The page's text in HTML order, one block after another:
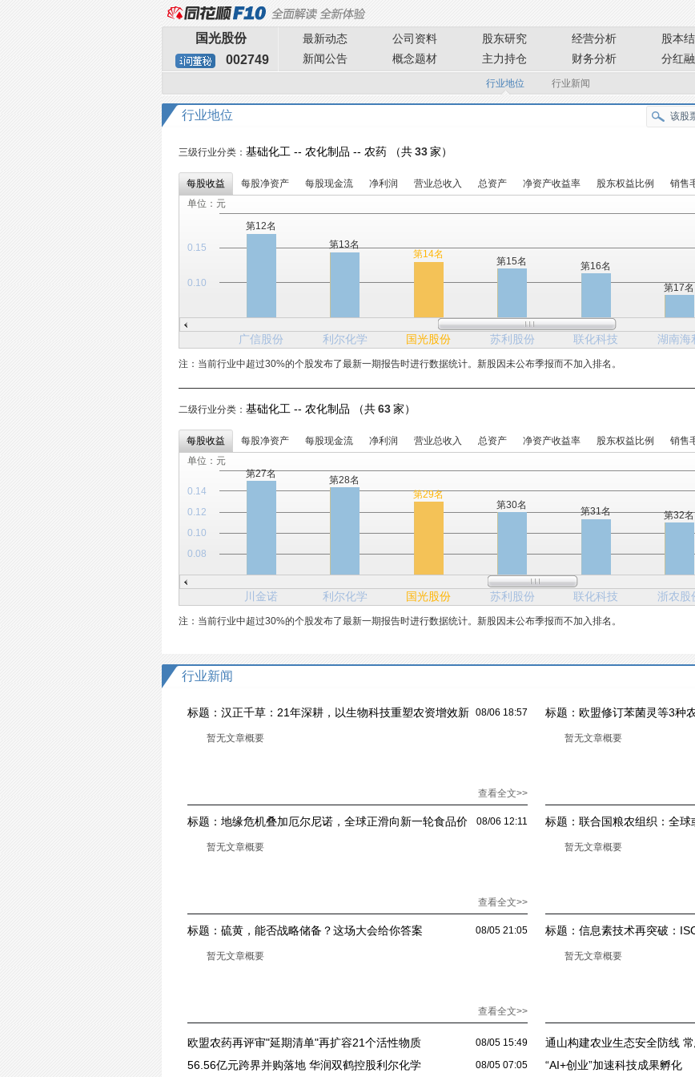
国光股份
002749
最新动态 公司资料 股东研究 经营分析 股本
新闻公告
概念题材 主力持仓 财务分析 分红
行业地位 行业新闻
行业地位
三级行业分类： 基础化工 -- 农化制品 -- 农药 （共33家）
每股收益 每股净资产 每股现金流 净利润 营业总收入 总资产 净资产收益率 股东权益比例 销售
单位：元
广信股份 利尔化学 国光股份 苏利股份 联化科技 湖南海
0.10
0.15
第12名
第13名
第14名
第15名
第16名
第17名
注：当前行业中超过30%的个股发布了最新一期报告时进行数据统计。新股因未公布季报而不加入排名。
二级行业分类： 基础化工 -- 农化制品 （共63家）
每股收益 每股净资产 每股现金流 净利润 营业总收入 总资产 净资产收益率 股东权益比例 销售
单位：元
川金诺 利尔化学 国光股份 苏利股份 联化科技 浙农股
0.08
0.10
0.12
0.14
第27名
第28名
第29名
第30名
第31名
第32名
注：当前行业中超过30%的个股发布了最新一期报告时进行数据统计。新股因未公布季报而不加入排名。
行业新闻
08/06 18:57
标题： 汉正千草：21年深耕，以生物科技重塑农资增效新
暂无文章概要
查看全文>>
标题： 欧盟修订苯菌灵等3种
暂无文章概要
08/06 12:11
标题： 地缘危机叠加厄尔尼诺，全球正滑向新一轮食品价
暂无文章概要
查看全文>>
标题： 联合国粮农组织：全
暂无文章概要
08/05 21:05
标题： 硫黄，能否战略储备？这场大会给你答案
暂无文章概要
查看全文>>
标题： 信息素技术再突破：
暂无文章概要
08/05 15:49
欧盟农药再评审"延期清单"再扩容21个活性物质
通山构建农业生态安全防线
收
08/05 07:05
56.56亿元跨界并购落地 华润双鹤控股利尔化学 “AI+创业”加速科技成果孵化